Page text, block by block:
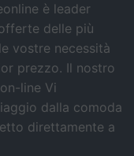
è leader
delle più
vostre necessità
prezzo. Il nostro
line Vi
dalla comoda
direttamente a